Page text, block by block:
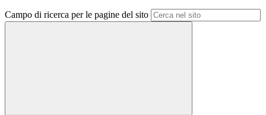
Campo di ricerca per le pagine del sito